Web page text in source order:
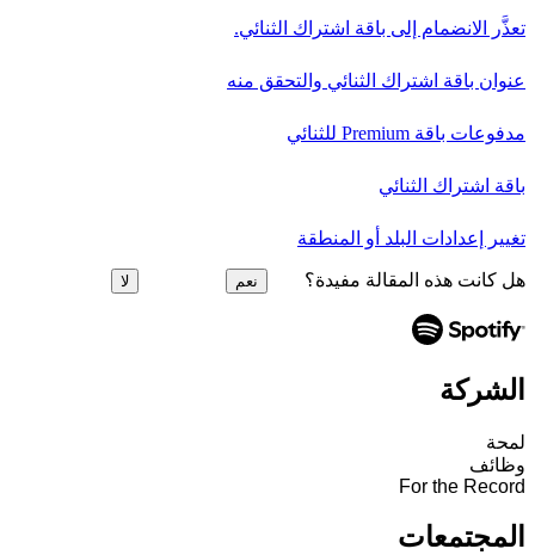
تعذَّر الانضمام إلى باقة اشتراك الثنائي.
عنوان باقة اشتراك الثنائي والتحقق منه
مدفوعات باقة Premium للثنائي
باقة اشتراك الثنائي
تغيير إعدادات البلد أو المنطقة
هل كانت هذه المقالة مفيدة؟ نعم لا
الشركة
لمحة
وظائف
For the Record
المجتمعات